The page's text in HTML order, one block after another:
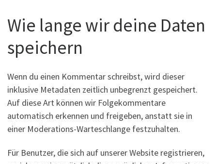
Wie lange wir deine Daten
speichern
Wenn du einen Kommentar schreibst, wird dieser
inklusive Metadaten zeitlich unbegrenzt gespeichert.
Auf diese Art können wir Folgekommentare
automatisch erkennen und freigeben, anstatt sie in
einer Moderations-Warteschlange festzuhalten.
Für Benutzer, die sich auf unserer Website registrieren,